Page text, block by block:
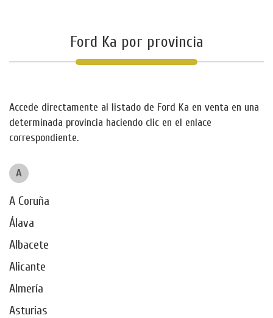
Ford Ka por provincia
Accede directamente al listado de Ford Ka en venta en una
determinada provincia haciendo clic en el enlace
correspondiente.
A
A Coruña
Álava
Albacete
Alicante
Almería
Asturias